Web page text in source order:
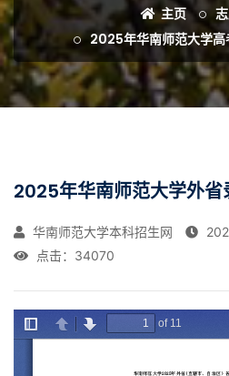
主页
2025年华南师范大学高
2025年华南师范大学外省
华南师范大学本科招生网
点击： 34070